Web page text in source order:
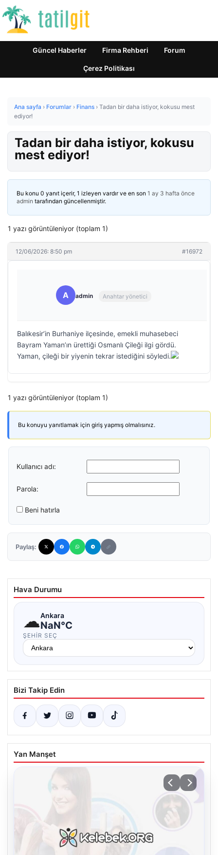
Güncel Haberler Firma Rehberi Forum
Çerez Politikası
Ana sayfa › Forumlar › Finans › Tadan bir daha istiyor, kokusu mest
ediyor!
Tadan bir daha istiyor, kokusu
mest ediyor!
Bu konu 0 yanıt içerir, 1 izleyen vardır ve en son 1 ay 3 hafta önce
admin tarafından güncellenmiştir.
1 yazı görüntüleniyor (toplam 1)
12/06/2026: 8:50 pm #16972
A admin Anahtar yönetici
Balıkesir’in Burhaniye ilçesinde, emekli muhasebeci
Bayram Yaman’ın ürettiği Osmanlı Çileği ilgi gördü.
Yaman, çileği bir yiyenin tekrar istediğini söyledi.
1 yazı görüntüleniyor (toplam 1)
Bu konuyu yanıtlamak için giriş yapmış olmalısınız.
Kullanıcı adı:
Parola:
Beni hatırla
Paylaş:
Hava Durumu
☁Ankara
NaN°C
ŞEHIR SEÇ
Bizi Takip Edin
Yan Manşet